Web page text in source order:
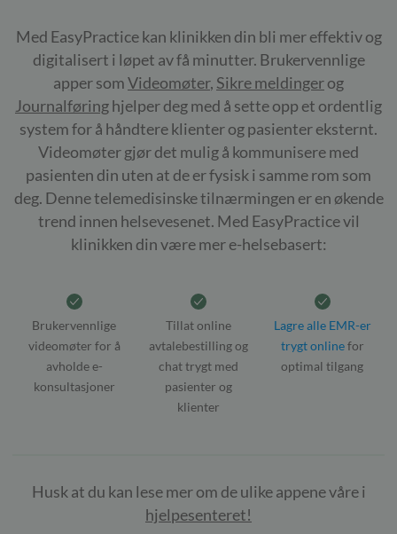
Med EasyPractice kan klinikken din bli mer effektiv og
digitalisert i løpet av få minutter. Brukervennlige
apper somVideomøter, Sikre meldingerog
Journalføringhjelper deg med å sette opp et ordentlig
system for å håndtere klienter og pasienter eksternt.
Videomøter gjør det mulig å kommunisere med
pasienten din uten at de er fysisk i samme rom som
deg. Denne telemedisinske tilnærmingen er en økende
trend innen helsevesenet. Med EasyPractice vil
klinikken din være mer e-helsebasert:
Brukervennlige
videomøter for å
avholde e-
konsultasjoner
Tillat online
avtalebestilling og
chat trygt med
pasienter og
klienter
Lagre alle EMR-er
trygt onlinefor
optimal tilgang
Husk at du kan lese mer om de ulike appene våre i
hjelpesenteret!